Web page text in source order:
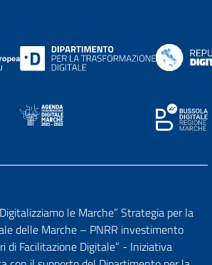
le Marche” Strategia per la
delle Marche – PNRR investimento
di Facilitazione Digitale” - Iniziativa